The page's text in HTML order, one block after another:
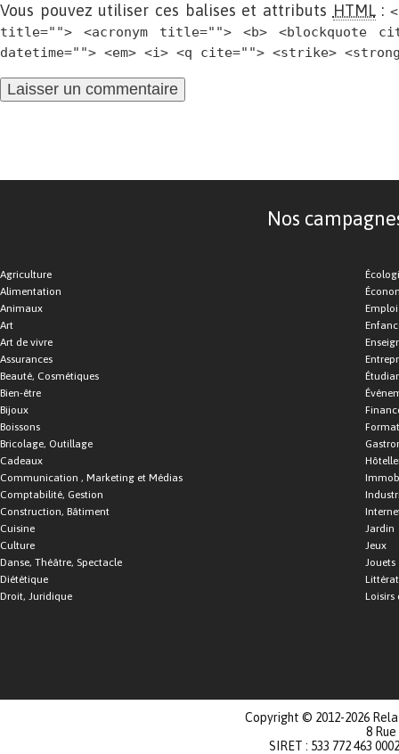
Vous pouvez utiliser ces balises et attributs HTML:
title=""> <acronym title=""> <b> <blockquote
datetime=""> <em> <i> <q cite=""> <strike>
Nos
Agriculture
Alimentation
Animaux
Art
Art de vivre
Assurances
Beauté, Cosmétiques
Bien-être
Bijoux
Boissons
Bricolage, Outillage
Cadeaux
Communication , Marketing et Médias
Comptabilité, Gestion
Construction, Bâtiment
Cuisine
Culture
Danse, Théâtre, Spectacle
Diététique
Droit, Juridique
Emploi
Jardin
Jeux
Jouets
Loisirs
Copyright © 2012-2026
8
SIRET : 533 772 463